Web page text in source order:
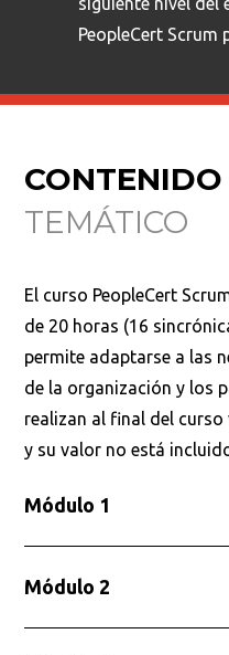
PeopleCert
CONTENIDO
TEMÁTICO
El curso PeopleCert
de 20 horas (16
permite adaptarse a las
de la organización y los
realizan al final del curso
y su valor no está
Módulo 1
Módulo 2
Buscar en: *
Ordenar por: *